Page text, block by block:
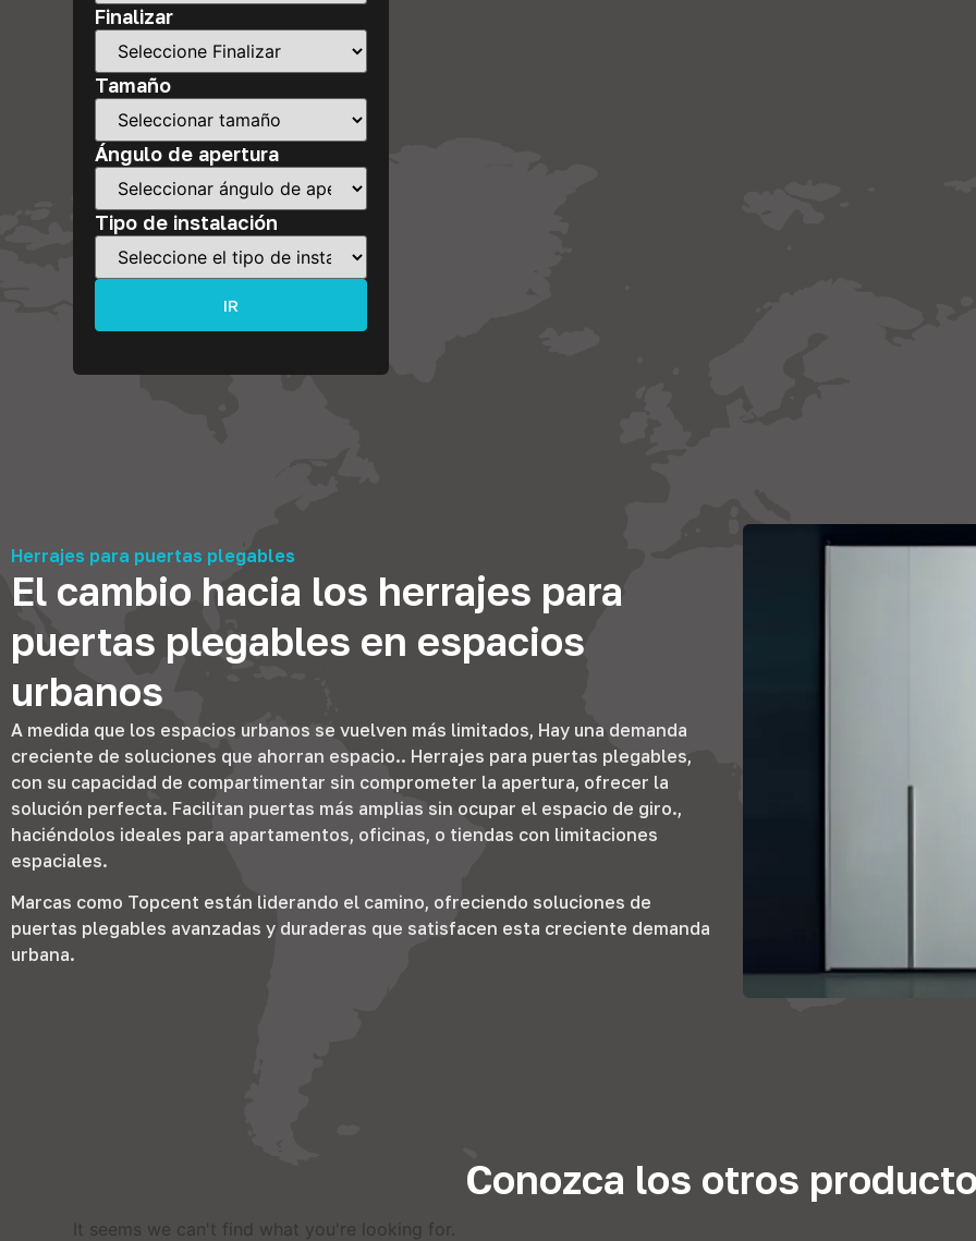
Finalizar
Tamaño
Ángulo de apertura
Tipo de instalación
IR
Herrajes para puertas plegables
El cambio hacia los herrajes para
puertas plegables en espacios
urbanos
A medida que los espacios urbanos se vuelven más limitados, Hay una demanda
creciente de soluciones que ahorran espacio.. Herrajes para puertas plegables,
con su capacidad de compartimentar sin comprometer la apertura, ofrecer la
solución perfecta. Facilitan puertas más amplias sin ocupar el espacio de giro.,
haciéndolos ideales para apartamentos, oficinas, o tiendas con limitaciones
espaciales.
Marcas como Topcent están liderando el camino, ofreciendo soluciones de
puertas plegables avanzadas y duraderas que satisfacen esta creciente demanda
urbana.
Conozca los otros
It seems we can't find what you're looking for